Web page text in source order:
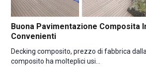
Buona Pavimentazione Composita
Convenienti
Decking composito, prezzo di fabbrica
composito ha molteplici usi...